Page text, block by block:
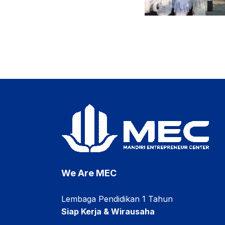
We Are MEC
Lembaga Pendidikan 1 Tahun
Siap Kerja & Wirausaha